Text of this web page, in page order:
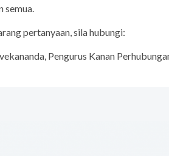
semua.
pertanyaan, sila hubungi:
Vivekananda, Pengurus